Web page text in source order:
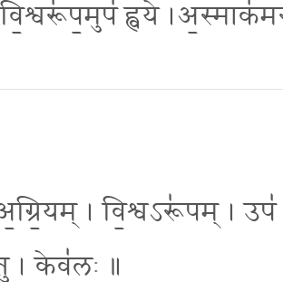
वि॒श्वरू॑प॒मुप॑ ह्वये
। वि॒श्वऽरू॑पम् । उप॑
। केव॑लः ॥